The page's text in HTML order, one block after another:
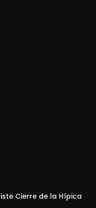
Cierre de la Hípica